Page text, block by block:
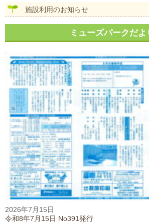
施設利用のお知らせ
ミューズパークだよ
2026年7月15日
令和8年7月15日 No391発行